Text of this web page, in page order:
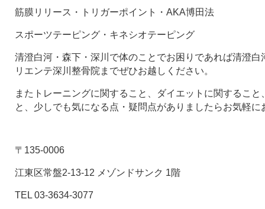
筋膜リリース・トリガーポイント・AKA博田法
スポーツテーピング・キネシオテーピング
清澄白河・森下・深川で体のことでお困りであれば清澄
リエンテ深川整骨院までぜひお越しください。
またトレーニングに関すること、ダイエットに関するこ
と、少しでも気になる点・疑問点がありましたらお気軽に
〒135-0006
江東区常盤2-13-12 メゾンドサンク 1階
TEL 03-3634-3077